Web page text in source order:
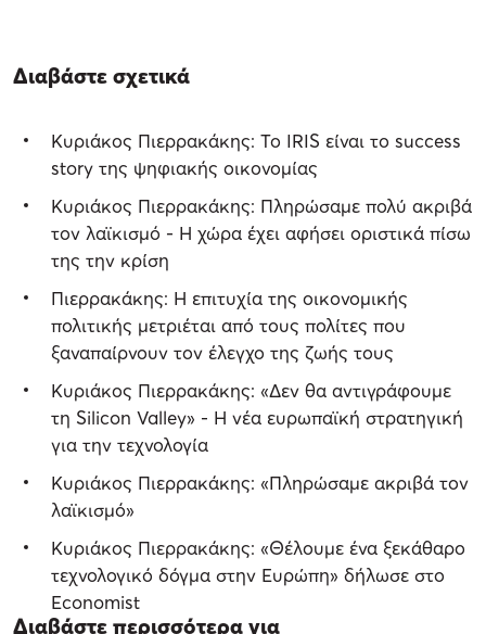
Διαβάστε σχετικά
Κυριάκος Πιερρακάκης: Το IRIS είναι το success
story της ψηφιακής οικονομίας
Κυριάκος Πιερρακάκης: Πληρώσαμε πολύ ακριβά
τον λαϊκισμό - Η χώρα έχει αφήσει οριστικά πίσω
της την κρίση
Πιερρακάκης: Η επιτυχία της οικονομικής
πολιτικής μετριέται από τους πολίτες που
ξαναπαίρνουν τον έλεγχο της ζωής τους
Κυριάκος Πιερρακάκης: «Δεν θα αντιγράφουμε
τη Silicon Valley» - Η νέα ευρωπαϊκή στρατηγική
για την τεχνολογία
Κυριάκος Πιερρακάκης: «Πληρώσαμε ακριβά τον
λαϊκισμό»
Κυριάκος Πιερρακάκης: «Θέλουμε ένα ξεκάθαρο
τεχνολογικό δόγμα στην Ευρώπη» δήλωσε στο
Economist
Διαβάστε περισσότερα για